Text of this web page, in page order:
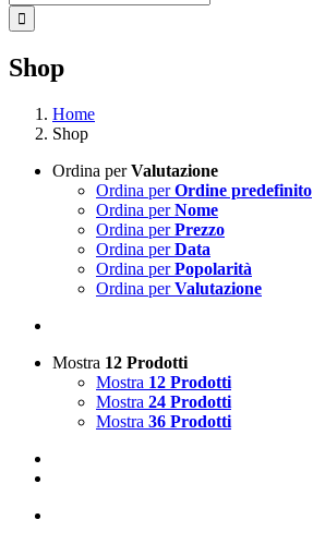
per:
Shop
Home
Shop
Ordina perValutazione
Ordina perOrdine predefinito
Ordina perNome
Ordina perPrezzo
Ordina perData
Ordina perPopolarità
Ordina perValutazione
Mostra 12 Prodotti
Mostra 12 Prodotti
Mostra 24 Prodotti
Mostra 36 Prodotti